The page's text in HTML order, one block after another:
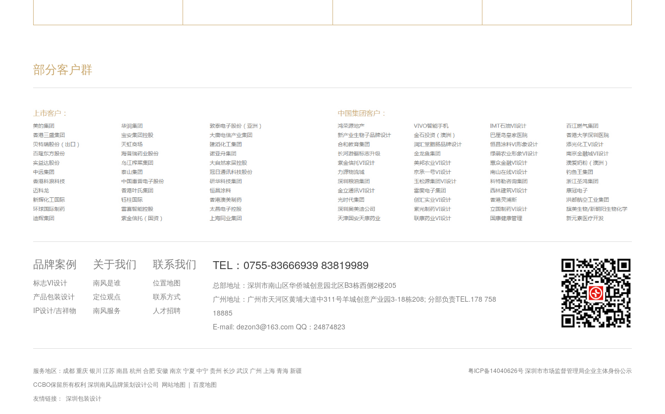
部分客户群
品牌案例
标志VI设计
产品包装设计
IP设计/吉祥物
关于我们
南风是谁
定位观点
南风服务
联系我们
位置地图
联系方式
人才招聘
TEL：0755-83666939 83819989
总部地址：深圳市南山区华侨城创意园北区B3栋西侧2楼205
广州地址：广州市天河区黄埔大道中311号羊城创意产业园3-18栋208; 分部负责TEL.178 758
18885
E-mail: dezon3@163.com QQ：24874823
服务地区：成都 重庆 银川 江苏 南昌 杭州 合肥 安徽 南京 宁夏 中宁 贵州 长沙 武汉 广州 上海 青海 新疆
CCBO保留所有权利 深圳南风品牌策划设计公司 网站地图 | 百度地图
友情链接：
深圳包装设计
粤ICP备14040626号深圳市市场监督管理局企业主体身份公示